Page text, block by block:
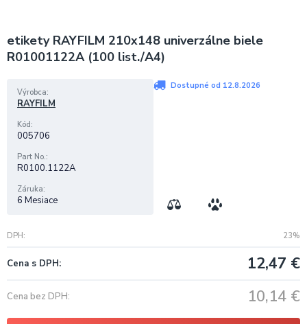
etikety RAYFILM 210x148 univerzálne biele
R01001122A (100 list./A4)
DPH 23%
Cena s DPH 12,47 €
Cena bez DPH 10,14 €
Výrobca
RAYFILM
Kód
005706
Part No.
R0100.1122A
Záruka
6 Mesiace
Dostupné od 12.8.2026